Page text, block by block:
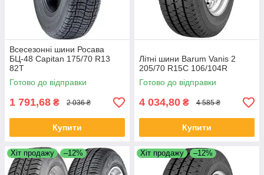
Всесезонні шини Росава
БЦ-48 Capitan 175/70 R13
82T
Готово до відправки
1 791,68 ₴ 2 036 ₴
Купити
Літні шини Barum Vanis 2
205/70 R15C 106/104R
Готово до відправки
4 034,80 ₴ 4 585 ₴
Купити
Хіт продажу –12% Хіт продажу –12%